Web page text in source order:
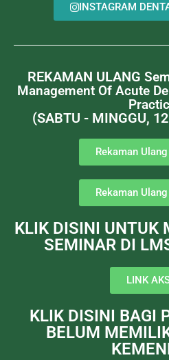
INSTAGRAM
REKAMAN ULANG
Management Of Acute
(SABTU - MINGGU,
Rekaman
Rekaman
KLIK DISINI UNTUK
SEMINAR DI
LINK
KLIK DISINI BAGI
BELUM